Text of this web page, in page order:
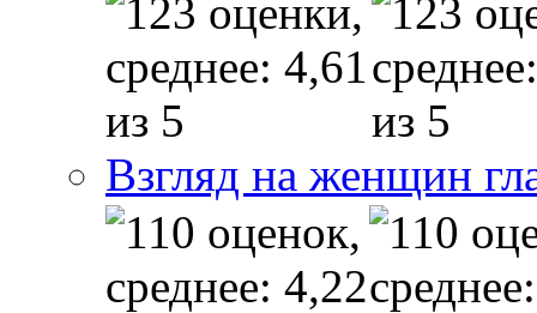
Взгляд на женщин